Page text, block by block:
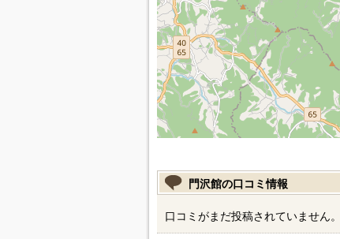
門沢館の口コミ情報
口コミがまだ投稿されていません。